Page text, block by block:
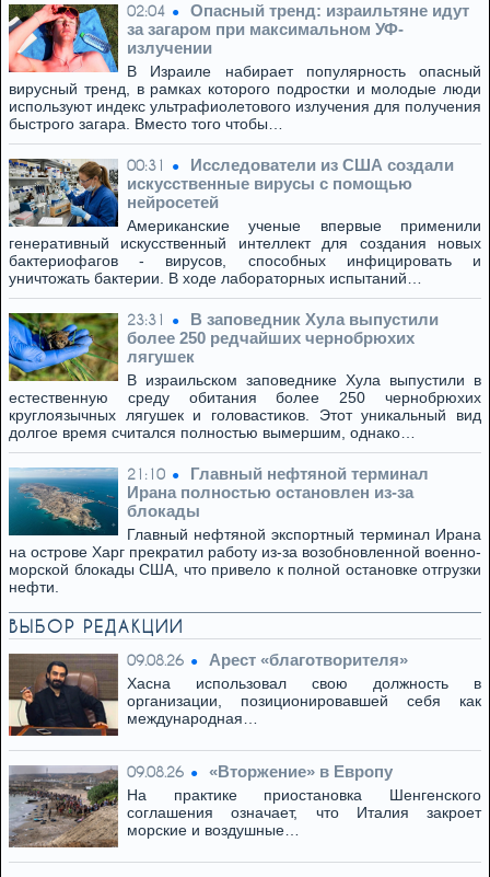
02:04
Опасный тренд: израильтяне идут
за загаром при максимальном УФ-
излучении
В Израиле набирает популярность опасный
вирусный тренд, в рамках которого подростки и молодые люди
используют индекс ультрафиолетового излучения для получения
быстрого загара. Вместо того чтобы…
00:31
Исследователи из США создали
искусственные вирусы с помощью
нейросетей
Американские ученые впервые применили
генеративный искусственный интеллект для создания новых
бактериофагов - вирусов, способных инфицировать и
уничтожать бактерии. В ходе лабораторных испытаний…
23:31
В заповедник Хула выпустили
более 250 редчайших чернобрюхих
лягушек
В израильском заповеднике Хула выпустили в
естественную среду обитания более 250 чернобрюхих
круглоязычных лягушек и головастиков. Этот уникальный вид
долгое время считался полностью вымершим, однако…
21:10
Главный нефтяной терминал
Ирана полностью остановлен из-за
блокады
Главный нефтяной экспортный терминал Ирана
на острове Харг прекратил работу из-за возобновленной военно-
морской блокады США, что привело к полной остановке отгрузки
нефти.
ВЫБОР РЕДАКЦИИ
09.08.26 Арест «благотворителя»
Хасна использовал свою должность в
организации, позиционировавшей себя как
международная…
09.08.26 «Вторжение» в Европу
На практике приостановка Шенгенского
соглашения означает, что Италия закроет
морские и воздушные…